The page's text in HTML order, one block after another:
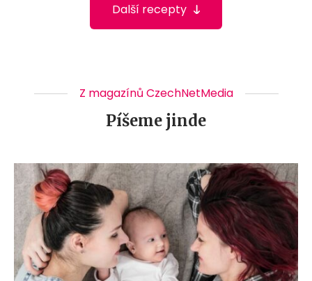
Další recepty
Z magazínů CzechNetMedia
Píšeme jinde